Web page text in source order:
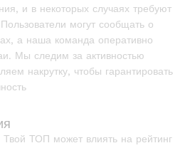
и в некоторых случаях требуют
могут сообщать о
а наша команда оперативно
Мы следим за активностью
накрутку, чтобы гарантировать
Твой ТОП может влиять на рейтинг